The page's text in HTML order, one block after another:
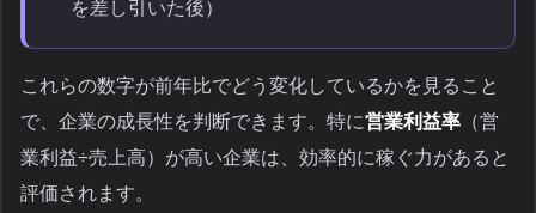
を差し引いた後）
これらの数字が前年比でどう変化しているかを見ること
で、企業の成長性を判断できます。特に営業利益率 （営
業利益÷売上高）が高い企業は、効率的に稼ぐ力があると
評価されます。